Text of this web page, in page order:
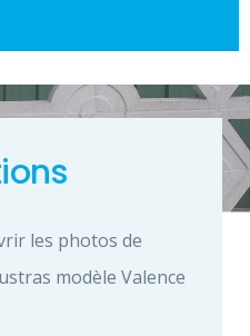
les photos de
modèle Valence